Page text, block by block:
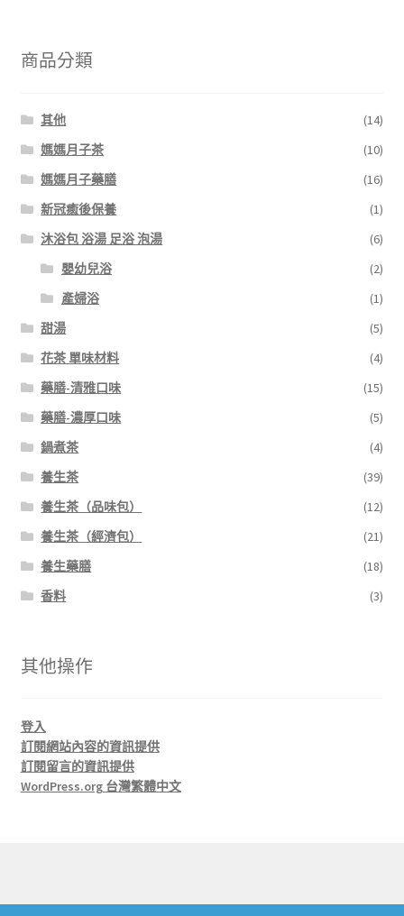
商品分類
其他
(14)
媽媽月子茶
(10)
媽媽月子藥膳
(16)
新冠癒後保養
(1)
沐浴包 浴湯 足浴 泡湯
(6)
嬰幼兒浴
(2)
產婦浴
(1)
甜湯
(5)
花茶 單味材料
(4)
藥膳-清雅口味
(15)
藥膳-濃厚口味
(5)
鍋煮茶
(4)
養生茶
(39)
養生茶（品味包）
(12)
養生茶（經濟包）
(21)
養生藥膳
(18)
香料
(3)
其他操作
登入
訂閱網站內容的資訊提供
訂閱留言的資訊提供
WordPress.org 台灣繁體中文